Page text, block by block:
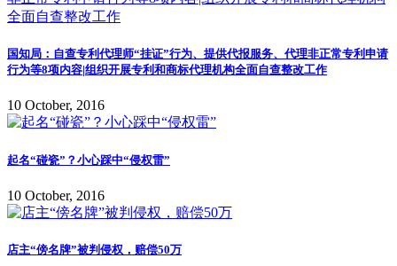
国知局：自查专利代理师“挂证”行为、提供代报服务、代理非正常专利申请
行为等8项内容|组织开展专利和商标代理机构全面自查整改工作
10 October, 2016
起名“碰瓷”？小心踩中“侵权雷”
10 October, 2016
店主“傍名牌”被判侵权，赔偿50万